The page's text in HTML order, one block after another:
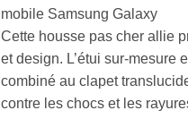
mobile Samsung Galaxy
Cette housse pas cher allie
et design. L’étui sur-mesure
combiné au clapet
contre les chocs et les